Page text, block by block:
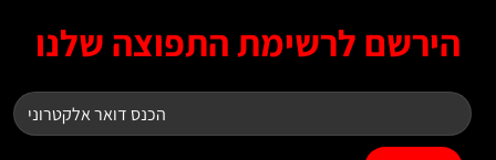
לרשימת התפוצה שלנו